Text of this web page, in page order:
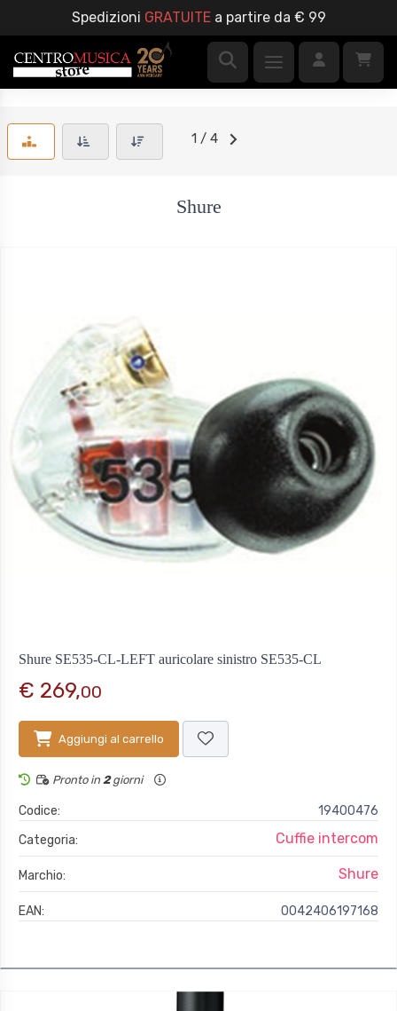
Spedizioni GRATUITEa partire da € 99
1 / 4
Shure
Shure SE535-CL-LEFT auricolare sinistro SE535-CL
€ 269,00
Aggiungi al carrello
Pronto in 2giorni
Codice:
19400476
Categoria:
Cuffie intercom
Marchio: Shure
EAN: 0042406197168